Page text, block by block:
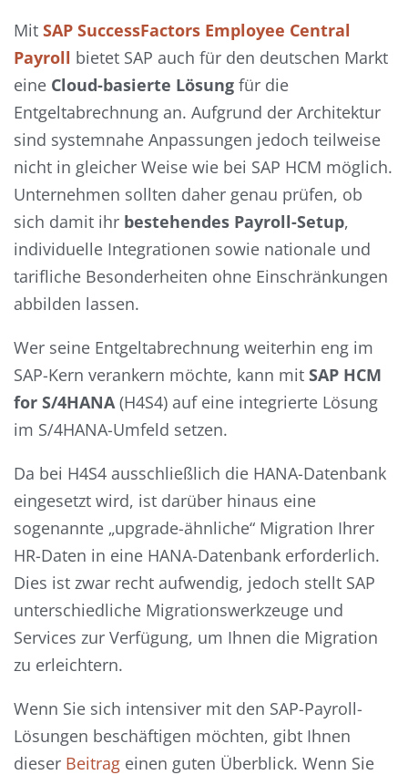
Mit SAP SuccessFactors Employee Central
Payroll bietet SAP auch für den deutschen Markt
eine Cloud-basierte Lösung für die
Entgeltabrechnung an. Aufgrund der Architektur
sind systemnahe Anpassungen jedoch teilweise
nicht in gleicher Weise wie bei SAP HCM möglich.
Unternehmen sollten daher genau prüfen, ob
sich damit ihr bestehendes Payroll-Setup,
individuelle Integrationen sowie nationale und
tarifliche Besonderheiten ohne Einschränkungen
abbilden lassen.
Wer seine Entgeltabrechnung weiterhin eng im
SAP-Kern verankern möchte, kann mit SAP HCM
for S/4HANA (H4S4) auf eine integrierte Lösung
im S/4HANA-Umfeld setzen.
Da bei H4S4 ausschließlich die HANA-Datenbank
eingesetzt wird, ist darüber hinaus eine
sogenannte „upgrade-ähnliche“ Migration Ihrer
HR-Daten in eine HANA-Datenbank erforderlich.
Dies ist zwar recht aufwendig, jedoch stellt SAP
unterschiedliche Migrationswerkzeuge und
Services zur Verfügung, um Ihnen die Migration
zu erleichtern.
Wenn Sie sich intensiver mit den SAP-Payroll-
Lösungen beschäftigen möchten, gibt Ihnen
dieser Beitrag einen guten Überblick. Wenn Sie